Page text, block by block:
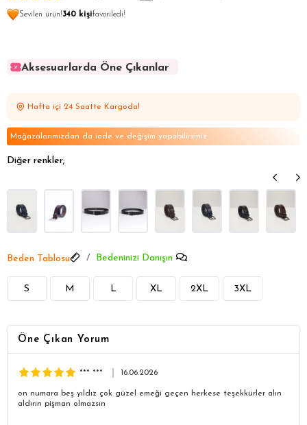
Sevilen ürün!340 kişifavoriledi!
Aksesuarlarda Öne Çıkanlar
Aksesuarlarda Öne Çıkanlar
Hafta içi 24 Saatte Kargoda!
Mağazalarımızdan da iade ve değişim yapabilirsiniz
Diğer renkler;
Beden Tablosu Bedeninizi Danışın
S M L XL 2XL 3XL
Öne Çıkan Yorum
*** *** 16.06.2026
on numara beş yıldız çok güzel emeği geçen herkese teşekkürler alın
aldırın pişman olmazsın